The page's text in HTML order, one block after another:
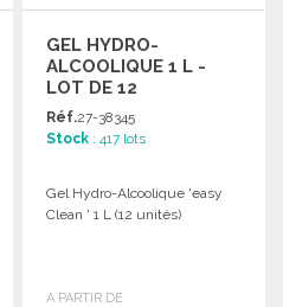
GEL HYDRO-
ALCOOLIQUE 1 L -
LOT DE 12
Réf.27-38345
Stock : 417 lots
Gel Hydro-Alcoolique 'easy
Clean ' 1 L (12 unités)
A PARTIR DE